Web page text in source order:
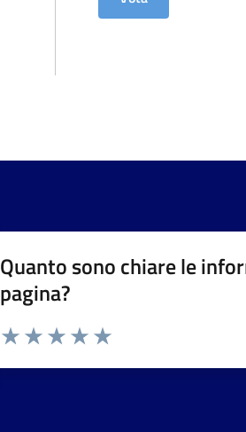
Quanto sono chiare le
pagina?
Valuta da 1 a 5 stelle la pagina